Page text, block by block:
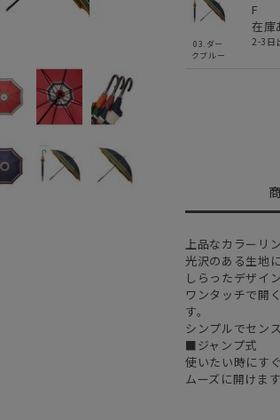
03.ダー
クブルー
F
在庫
2-3日
上品なカラーリ
光沢のある生地
しらったデザイン
ワンタッチで開
す。
シンプルでセン
■ジャンプ式
使いたい時にす
ムーズに開けます